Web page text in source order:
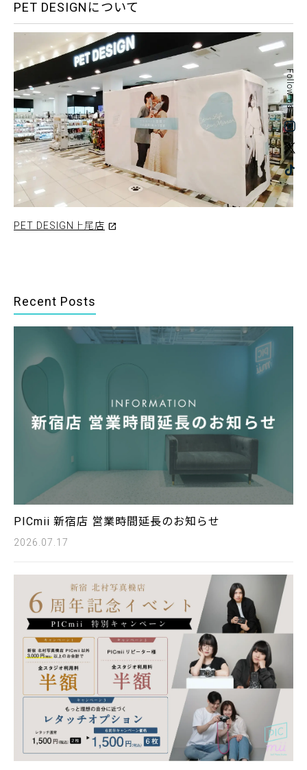
Follow us
PET DESIGNについて
PET DESIGN上尾店
Recent Posts
PICmii 新宿店 営業時間延長のお知らせ
2026.07.17